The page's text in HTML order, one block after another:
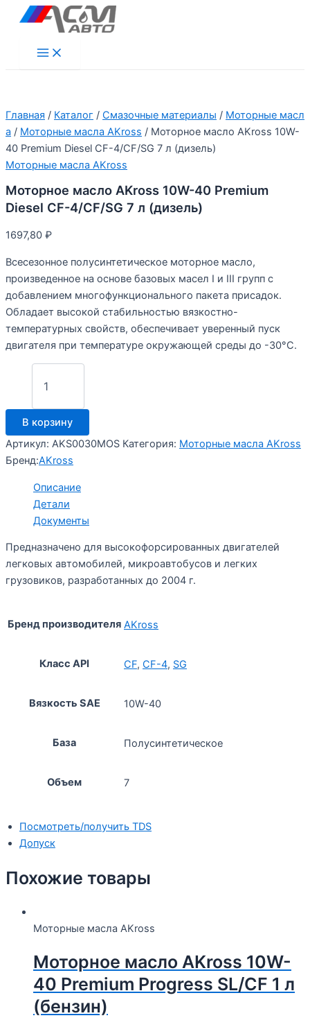
Перейти
содержимому
Main
Menu
Главная / Каталог / Смазочные материалы / Моторные масл
а / Моторные масла AKross / Моторное масло AKross 10W-
40 Premium Diesel СF-4/CF/SG 7 л (дизель)
Моторные масла AKross
Моторное масло AKross 10W-40 Premium
Diesel СF-4/CF/SG 7 л (дизель)
1697,80 ₽
Всесезонное полусинтетическое моторное масло,
произведенное на основе базовых масел I и III групп с
добавлением многофункционального пакета присадок.
Обладает высокой стабильностью вязкостно-
температурных свойств, обеспечивает уверенный пуск
двигателя при температуре окружающей среды до -30°C.
Количество
масло
AKross
10W-
40
Premium
4/CF/SG
(дизель)
В корзину
Артикул: AKS0030MOS Категория: Моторные масла AKross
Бренд:AKross
Описание
Детали
Документы
Предназначено для высокофорсированных двигателей
легковых автомобилей, микроавтобусов и легких
грузовиков, разработанных до 2004 г.
Бренд производителя AKross
Класс API CF, CF-4, SG
Вязкость SAE 10W-40
База Полусинтетическое
Объем 7
Посмотреть/получить TDS
Допуск
Похожие товары
Моторные масла AKross
Моторное масло AKross 10W-
40 Premium Progress SL/CF 1 л
(бензин)